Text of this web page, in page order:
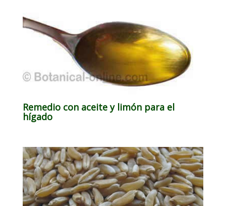
Remedio con aceite y limón para el
hígado